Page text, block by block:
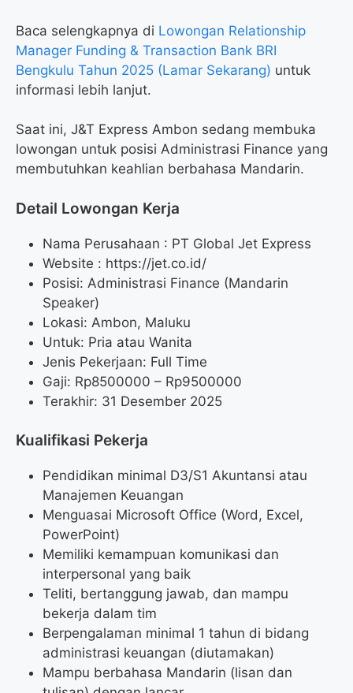
Baca selengkapnya di Lowongan Relationship
Manager Funding & Transaction Bank BRI
Bengkulu Tahun 2025 (Lamar Sekarang) untuk
informasi lebih lanjut.
Saat ini, J&T Express Ambon sedang membuka
lowongan untuk posisi Administrasi Finance yang
membutuhkan keahlian berbahasa Mandarin.
Detail Lowongan Kerja
Nama Perusahaan : PT Global Jet Express
Website : https://jet.co.id/
Posisi: Administrasi Finance (Mandarin
Speaker)
Lokasi: Ambon, Maluku
Untuk: Pria atau Wanita
Jenis Pekerjaan: Full Time
Gaji: Rp8500000 – Rp9500000
Terakhir: 31 Desember 2025
Kualifikasi Pekerja
Pendidikan minimal D3/S1 Akuntansi atau
Manajemen Keuangan
Menguasai Microsoft Office (Word, Excel,
PowerPoint)
Memiliki kemampuan komunikasi dan
interpersonal yang baik
Teliti, bertanggung jawab, dan mampu
bekerja dalam tim
Berpengalaman minimal 1 tahun di bidang
administrasi keuangan (diutamakan)
Mampu berbahasa Mandarin (lisan dan